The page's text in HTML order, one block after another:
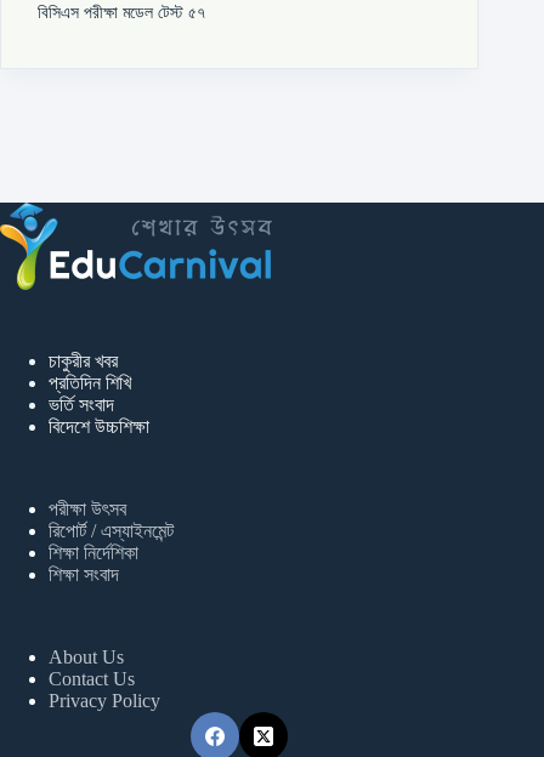
বিসিএস পরীক্ষা মডেল টেস্ট ৫৭
চাকুরীর খবর
প্রতিদিন শিখি
ভর্তি সংবাদ
বিদেশে উচ্চশিক্ষা
পরীক্ষা উৎসব
রিপোর্ট / এস্যাইনমেন্ট
শিক্ষা নির্দেশিকা
শিক্ষা সংবাদ
About Us
Contact Us
Privacy Policy